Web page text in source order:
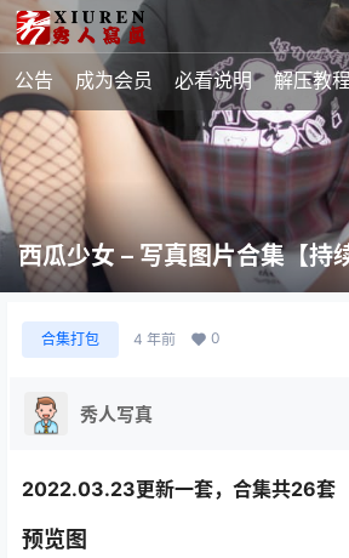
公告 成为会员 必看说明 解压教
西瓜少女 – 写真图片合集【持
合集打包 4 年前 0
秀人写真
2022.03.23更新一套，合集共26套
预览图